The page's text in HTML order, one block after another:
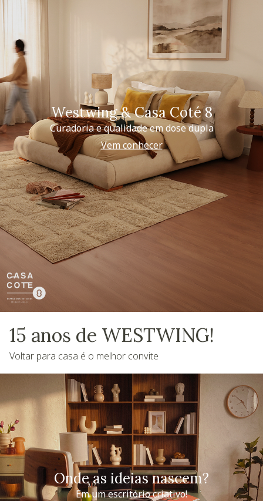
Westwing & Casa Coté 8
Curadoria e qualidade em dose dupla
Vem conhecer
15 anos de WESTWING!
Voltar para casa é o melhor convite
Onde as ideias nascem?
Em um escritório criativo!